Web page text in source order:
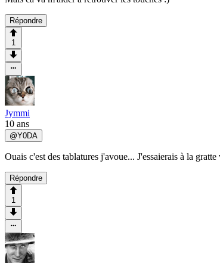
Répondre
1
Jymmi
10 ans
@Y0DA
Ouais c'est des tablatures j'avoue... J'essaierais à la
Répondre
1